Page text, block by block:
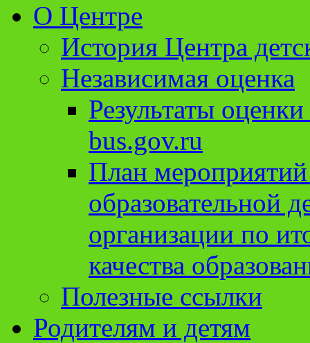
О Центре
История Центра
Независимая оценка
Результаты
bus.gov.ru
План
образовательной
организации по
качества
Полезные ссылки
Родителям и детям